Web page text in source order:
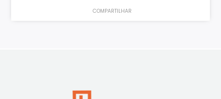
COMPARTILHAR